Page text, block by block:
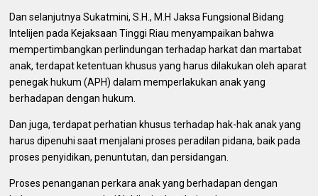
Dan selanjutnya Sukatmini, S.H., M.H Jaksa Fungsional Bidang
Intelijen pada Kejaksaan Tinggi Riau menyampaikan bahwa
mempertimbangkan perlindungan terhadap harkat dan martabat
anak, terdapat ketentuan khusus yang harus dilakukan oleh aparat
penegak hukum (APH) dalam memperlakukan anak yang
berhadapan dengan hukum.
Dan juga, terdapat perhatian khusus terhadap hak-hak anak yang
harus dipenuhi saat menjalani proses peradilan pidana, baik pada
proses penyidikan, penuntutan, dan persidangan.
Proses penanganan perkara anak yang berhadapan dengan